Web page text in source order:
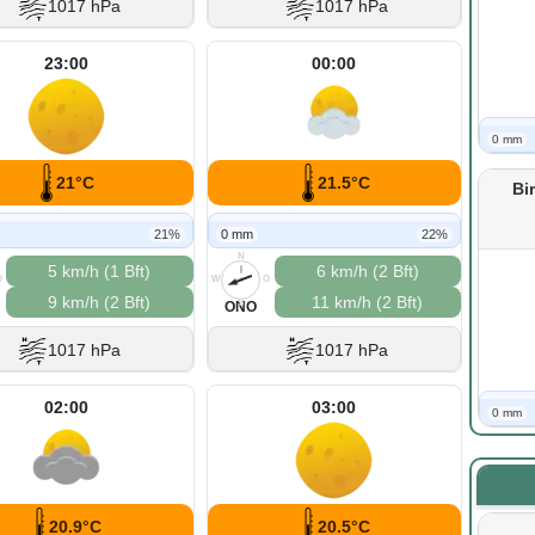
1017 hPa 1017 hPa
23:00
21°C
21%
5 km/h (1 Bft)
9 km/h (2 Bft)
1017 hPa
00:00
21.5°C
0 mm 22%
N
O
S
W
ONO
6 km/h (2 Bft)
11 km/h (2 Bft)
1017 hPa
02:00
20.9°C
03:00
20.5°C
0 mm
0 mm